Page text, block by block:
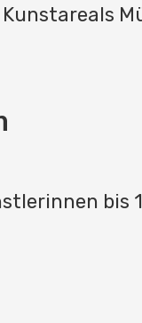
Kunstareals
bis